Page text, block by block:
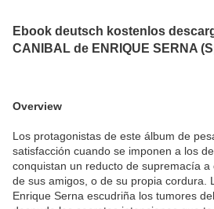
Ebook deutsch kostenlos
CANIBAL de ENRIQUE SERNA
Overview
Los protagonistas de este álbum de
satisfacción cuando se imponen a los
conquistan un reducto de supremacía a
de sus amigos, o de su propia cordura.
Enrique Serna escudriña los tumores